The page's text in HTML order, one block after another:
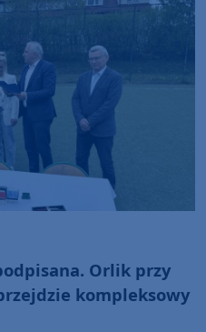
Orlik przy
kompleksowy